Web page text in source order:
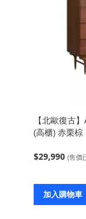
【北歐復古
(高櫃) 赤栗棕
$29,990 (售價
加入購物車